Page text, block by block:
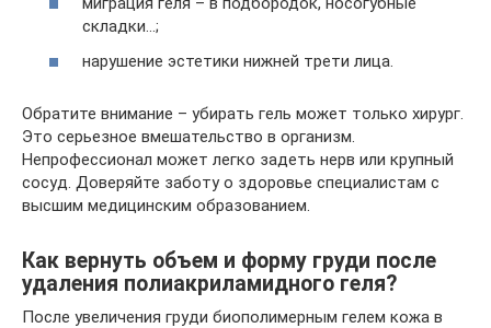
складки…;
нарушение эстетики нижней трети лица.
Обратите внимание – убирать гель может только хирург.
Это серьезное вмешательство в организм.
Непрофессионал может легко задеть нерв или крупный
сосуд. Доверяйте заботу о здоровье специалистам с
высшим медицинским образованием.
Как вернуть объем и форму груди после
удаления полиакриламидного геля?
После увеличения груди биополимерным гелем кожа в